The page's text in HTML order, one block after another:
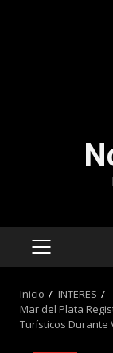
MENÚ
Inicio
INTERES
Mar del Plata
Turísticos Durante